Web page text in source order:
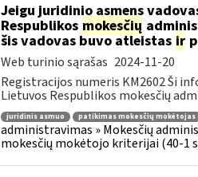
Jeigu juridinio asmens
Respublikos mokesčių
šis vadovas buvo atleistas ir
Web turinio sąrašas 2024-11-20
Registracijos numeris KM2602 Ši
Lietuvos Respublikos mokesčių
juridinis asmuo patikimas mokesčių mokėtojas
administravimas » Mokesčių
mokesčių mokėtojo kriterijai (40-1